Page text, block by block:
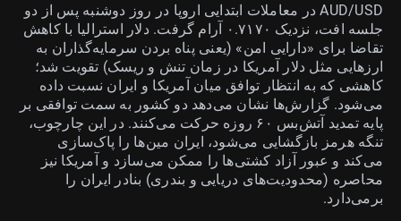
AUD/USD در معاملات ابتدایی اروپا در روز دوشنبه پس از دو
جلسه افت، نزدیک ۰.۷۱۷۰ آرام گرفت. دلار استرالیا با کاهش
تقاضا برای «دارایی امن» (یعنی پناه بردن سرمایه‌گذاران به
ارزهایی مثل دلار آمریکا در زمان تنش و ریسک) تقویت شد؛
کاهشی که به انتظار توافق میان آمریکا و ایران نسبت داده
می‌شود. گزارش‌ها نشان می‌دهد دو کشور به سمت توافقی بر
پایه تمدید آتش‌بس ۶۰ روزه حرکت می‌کنند. در این چارچوب،
تنگه هرمز بازگشایی می‌شود، ایران مین‌ها را پاک‌سازی
می‌کند و عبور آزاد کشتی‌ها را ممکن می‌سازد و آمریکا نیز
محاصره (محدودیت‌های دریایی و بندری) بنادر ایران را
برمی‌دارد.